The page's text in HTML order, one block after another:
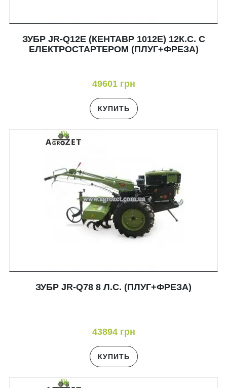
ЗУБР JR-Q12E (КЕНТАВР 1012E) 12К.С. С
ЕЛЕКТРОСТАРТЕРОМ (ПЛУГ+ФРЕЗА)
49601 грн
КУПИТЬ
ЗУБР JR-Q78 8 Л.С. (ПЛУГ+ФРЕЗА)
43894 грн
КУПИТЬ